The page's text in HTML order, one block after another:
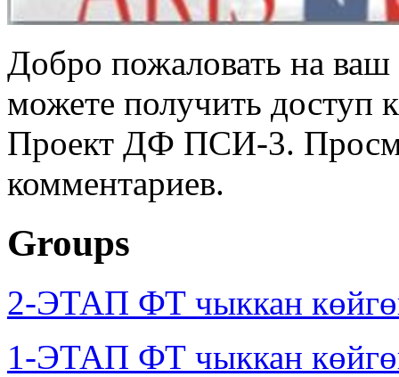
Добро пожаловать на
можете получить доступ
Проект ДФ ПСИ-3.
комментариев.
Groups
2-ЭТАП ФТ чыккан
1-ЭТАП ФТ чыккан